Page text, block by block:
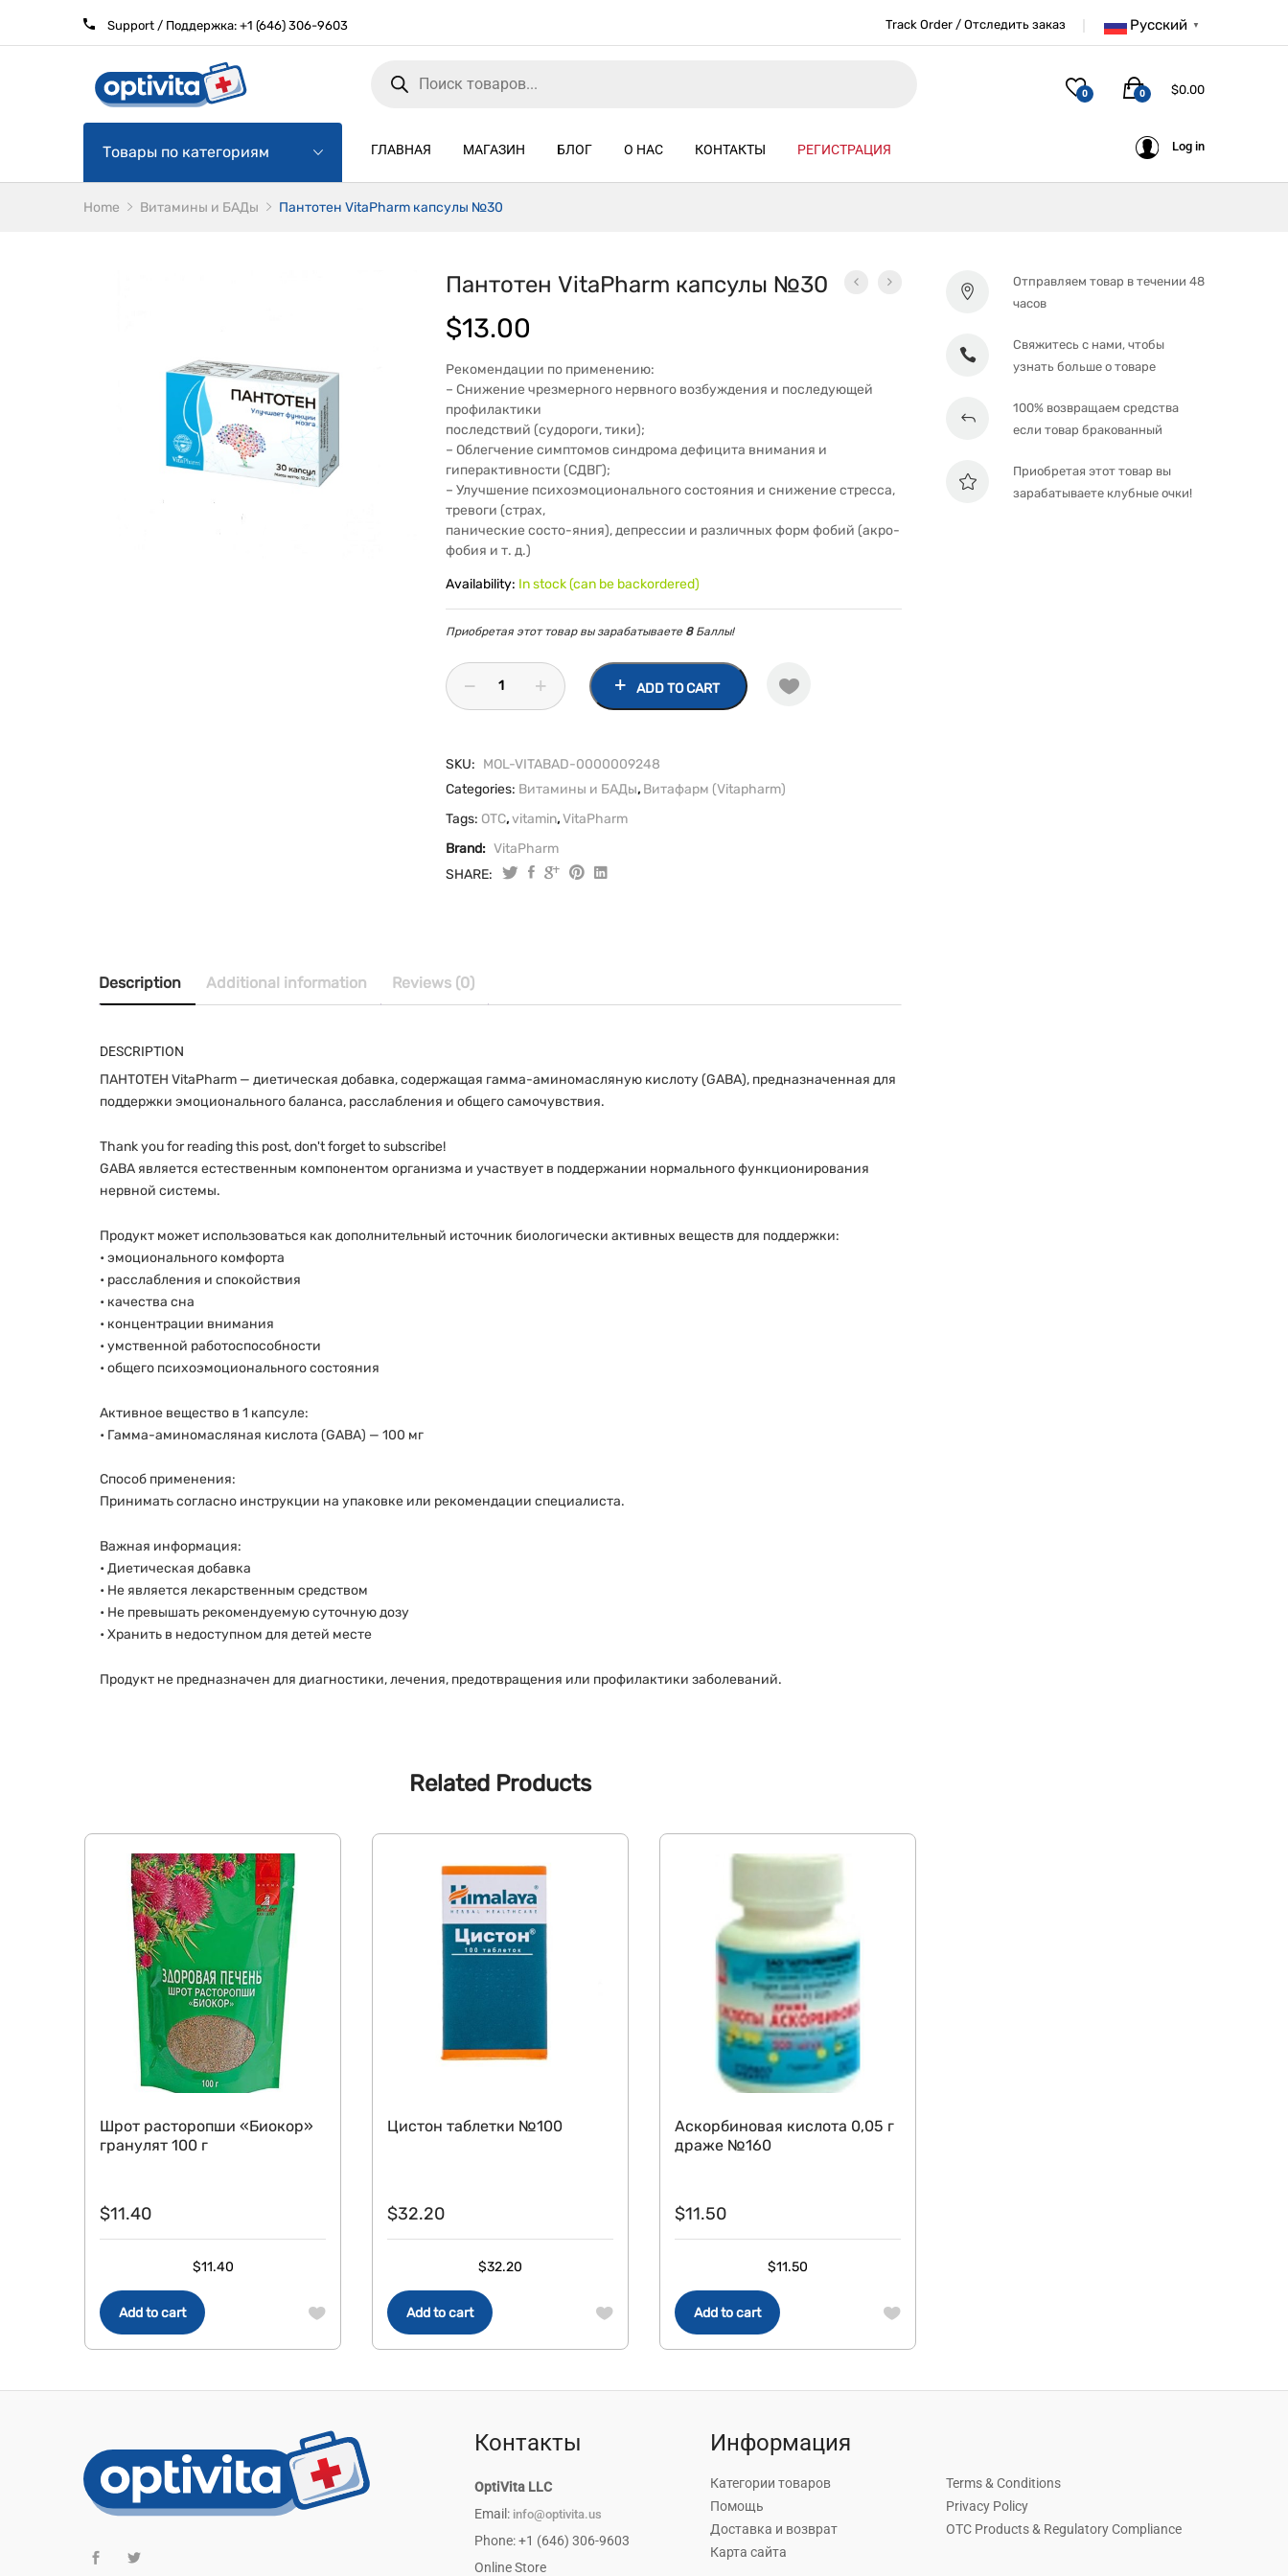
Support / Поддержка: +1 (646) 306-9603 Русский ▼
Track Order / Отследить заказ
0 $0.00
0
Товары по категориям ГЛАВНАЯ МАГАЗИН БЛОГ О НАС КОНТАКТЫ РЕГИСТРАЦИЯ Log in
Home Витамины и БАДы Пантотен VitaPharm капсулы №30
Пантотен VitaPharm капсулы №30
$13.00
Рекомендации по применению:
– Снижение чрезмерного нервного возбуждения и последующей
профилактики
последствий (судороги, тики);
– Облегчение симптомов синдрома дефицита внимания и
гиперактивности (СДВГ);
– Улучшение психоэмоционального состояния и снижение стресса,
тревоги (страх,
панические состо-яния), депрессии и различных форм фобий (акро-
фобия и т. д.)
Availability: In stock (can be backordered)
Приобретая этот товар вы зарабатываете 8Баллы!
quantity
ADD TO CART
SKU: MOL-VITABAD-0000009248
Categories: Витамины и БАДы, Витафарм (Vitapharm)
Tags: OTC,vitamin,VitaPharm
Brand: VitaPharm
SHARE:
Description Additional information Reviews (0)
DESCRIPTION
ПАНТОТЕН VitaPharm — диетическая добавка, содержащая гамма-аминомасляную кислоту (GABA), предназначенная для
поддержки эмоционального баланса, расслабления и общего самочувствия.
Thank you for reading this post, don't forget to subscribe!
GABA является естественным компонентом организма и участвует в поддержании нормального функционирования
нервной системы.
Продукт может использоваться как дополнительный источник биологически активных веществ для поддержки:
• эмоционального комфорта
• расслабления и спокойствия
• качества сна
• концентрации внимания
• умственной работоспособности
• общего психоэмоционального состояния
Активное вещество в 1 капсуле:
• Гамма-аминомасляная кислота (GABA) — 100 мг
Способ применения:
Принимать согласно инструкции на упаковке или рекомендации специалиста.
Важная информация:
• Диетическая добавка
• Не является лекарственным средством
• Не превышать рекомендуемую суточную дозу
• Хранить в недоступном для детей месте
Продукт не предназначен для диагностики, лечения, предотвращения или профилактики заболеваний.
Related Products
Add to cart
Шрот расторопши «Биокор»
гранулят 100 г
$11.40
$11.40
Add to cart
Цистон таблетки №100
$32.20
$32.20
Add to cart
Аскорбиновая кислота 0,05 г
драже №160
$11.50
$11.50
Отправляем товар в течении 48
часов
Свяжитесь с нами, чтобы
узнать больше о товаре
100% возвращаем средства
если товар бракованный
Приобретая этот товар вы
зарабатываете клубные очки!
Контакты
OptiVita LLC
Email: info@optivita.us
Phone: +1 (646) 306-9603
Online Store
Информация
Категории товаров
Помощь
Доставка и возврат
Карта сайта
Terms & Conditions
Privacy Policy
OTC Products & Regulatory Compliance